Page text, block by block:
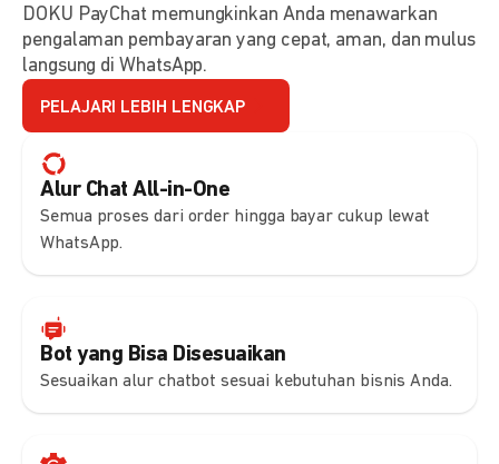
Alur Chat All-in-One
Semua proses dari order hingga bayar cukup lewat
WhatsApp.
Bot yang Bisa Disesuaikan
Sesuaikan alur chatbot sesuai kebutuhan bisnis Anda.
DOKU PayChat memungkinkan Anda menawarkan
pengalaman pembayaran yang cepat, aman, dan mulus
langsung di WhatsApp.
PELAJARI LEBIH LENGKAP